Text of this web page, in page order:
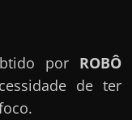
por ROBÔ
de ter